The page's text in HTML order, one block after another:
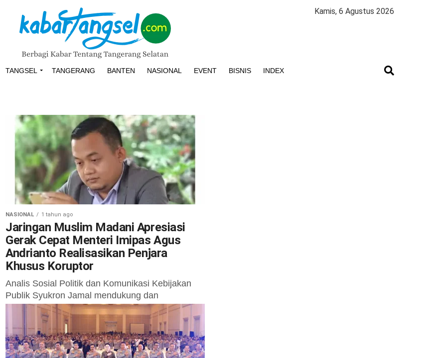
Kamis, 6 Agustus 2026
TANGSEL TANGERANG BANTEN NASIONAL EVENT BISNIS INDEX
NASIONAL 1 tahun ago
Jaringan Muslim Madani Apresiasi
Gerak Cepat Menteri Imipas Agus
Andrianto Realisasikan Penjara
Khusus Koruptor
Analis Sosial Politik dan Komunikasi Kebijakan
Publik Syukron Jamal mendukung dan
mengapresiasi gerak cepat menteri Imigrasi dan
Pemasyarakatan Agus Andrianto dalam
merealisasikan keinginan presiden Prabowo
Subianto...